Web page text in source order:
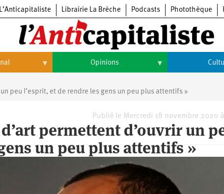
L’Anticapitaliste Librairie La Brèche Podcasts Photothèque
Opinions
Expositions
peu l’esprit, et de rendre les gens un peu plus attentifs »
Publié le Mercredi 18 novembre 2020
permettent d’ouvrir un
un peu plus attentifs »